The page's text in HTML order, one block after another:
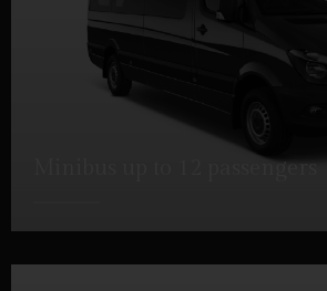
Minibus up to 12 passengers